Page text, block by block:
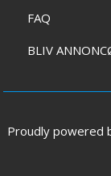
FAQ
BLIV
Proudly powered